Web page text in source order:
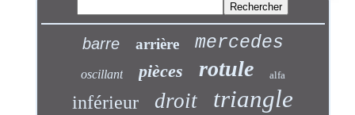
barre arrière mercedes
oscillant pièces rotule alfa
inférieur droit triangle